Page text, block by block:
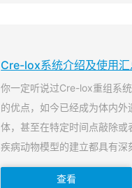
Cre-lox系统介绍及使用汇
你一定听说过Cre-lox重组系
的优点，如今已经成为体内
体，甚至在特定时间点敲除
疾病动物模型的建立都具有深
查看